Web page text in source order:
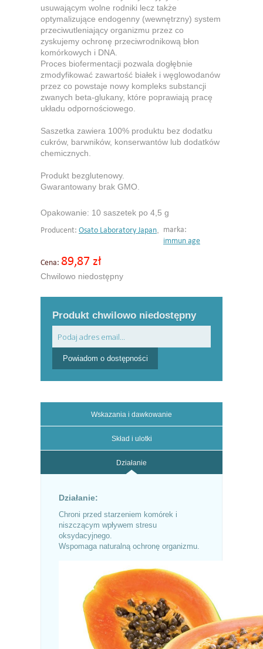
usuwającym wolne rodniki lecz także
optymalizujące endogenny (wewnętrzny) system
przeciwutleniający organizmu przez co
zyskujemy ochronę przeciwrodnikową błon
komórkowych i DNA.
Proces biofermentacji pozwala dogłębnie
zmodyfikować zawartość białek i węglowodanów
przez co powstaje nowy kompleks substancji
zwanych beta-glukany, które poprawiają pracę
układu odpornościowego.
Saszetka zawiera 100% produktu bez dodatku
cukrów, barwników, konserwantów lub dodatków
chemicznych.
Produkt bezglutenowy.
Gwarantowany brak GMO.
Opakowanie: 10 saszetek po 4,5 g
Producent: Osato Laboratory Japan
marka:
immun age
Cena: 89,87 zł
Chwilowo niedostępny
Produkt chwilowo niedostępny
Powiadom o dostępności
Wskazania i dawkowanie
Skład i ulotki
Działanie
Działanie:
Chroni przed starzeniem komórek i
niszczącym wpływem stresu
oksydacyjnego.
Wspomaga naturalną ochronę organizmu.